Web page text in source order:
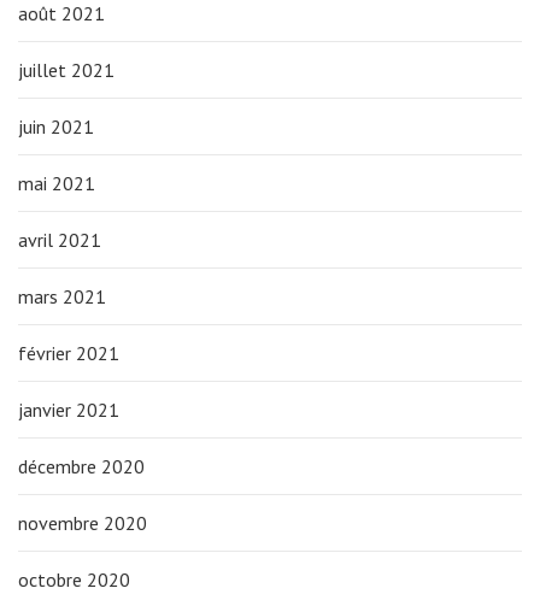
août 2021
juillet 2021
juin 2021
mai 2021
avril 2021
mars 2021
février 2021
janvier 2021
décembre 2020
novembre 2020
octobre 2020